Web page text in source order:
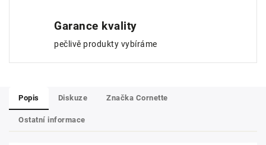
Garance kvality
pečlivě produkty vybíráme
Popis Diskuze Značka Cornette
Ostatní informace